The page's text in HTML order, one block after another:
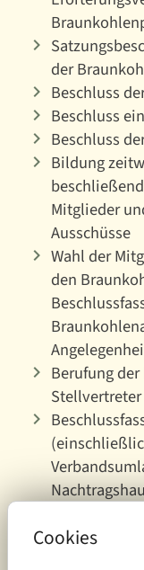
der
Beschluss
Beschluss
Beschluss
Bildung
Mitglieder
Ausschüsse
Wahl der
den
Berufung
und die
Cookies